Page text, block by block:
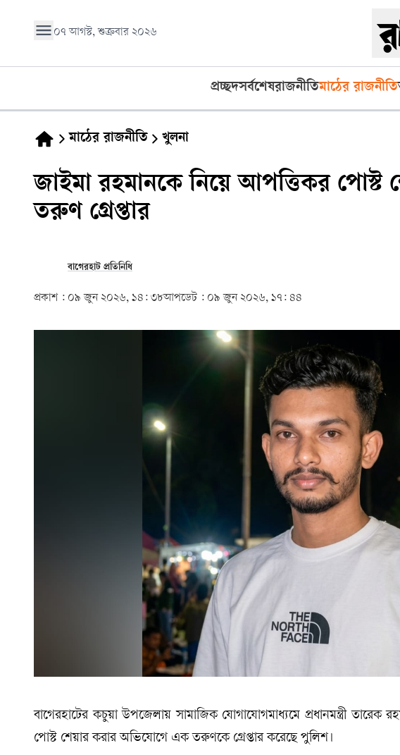
০৭ আগস্ট, শুক্রবার ২০২৬
প্রচ্ছদসর্বশেষরাজনীতিমাঠের রাজনীতি
মাঠের রাজনীতি খুলনা
জাইমা রহমানকে নিয়ে আপত্তিকর পোস্ট
তরুণ গ্রেপ্তার
বাগেরহাট প্রতিনিধি
প্রকাশ : ০৯ জুন ২০২৬, ১৪: ৩৮আপডেট : ০৯ জুন ২০২৬, ১৭: ৪৪
বাগেরহাটের কচুয়া উপজেলায় সামাজিক যোগাযোগমাধ্যমে প্রধানমন্ত্রী তারেক
পোস্ট শেয়ার করার অভিযোগে এক তরুণকে গ্রেপ্তার করেছে পুলিশ।